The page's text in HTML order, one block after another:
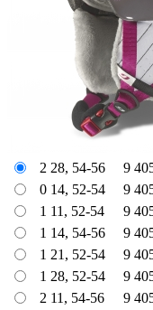
2 28, 54-56 9
0 14, 52-54
9
1 11, 52-54
9
1 14, 54-56
9
1 21, 52-54
9
1 28, 52-54
9
2 11, 54-56
9